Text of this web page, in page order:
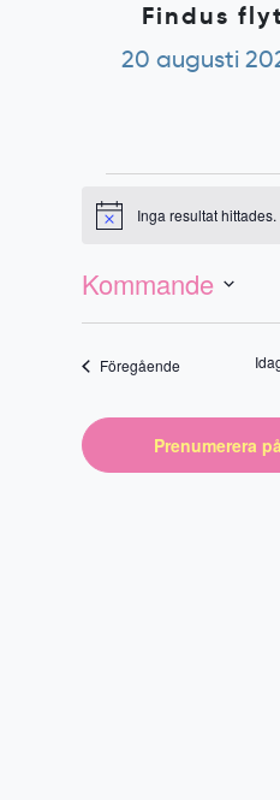
Findus
20 augusti
Notis Inga resultat hittades.
Vy-
navigering
Evenemang
vynavigering
Kommande
Välj
FöregåendeEvenemang
Prenumerera